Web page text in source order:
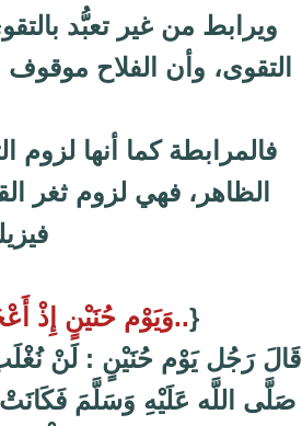
ويرابط من غير تعبُّد
التقوى، وأن الفلاح موقوف
فالمرابطة كما أنها
الظاهر، فهي لزوم ثغر
{..وَيَوْم حُنَيْنٍ إِذْ
قَالَ رَجُل يَوْم حُنَيْنٍ : لَنْ
صَلَّى اللَّه عَلَيْهِ وَسَلَّمَ